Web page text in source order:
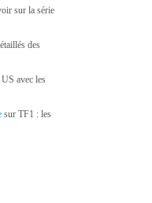
sur la série
des
avec les
sur TF1 : les